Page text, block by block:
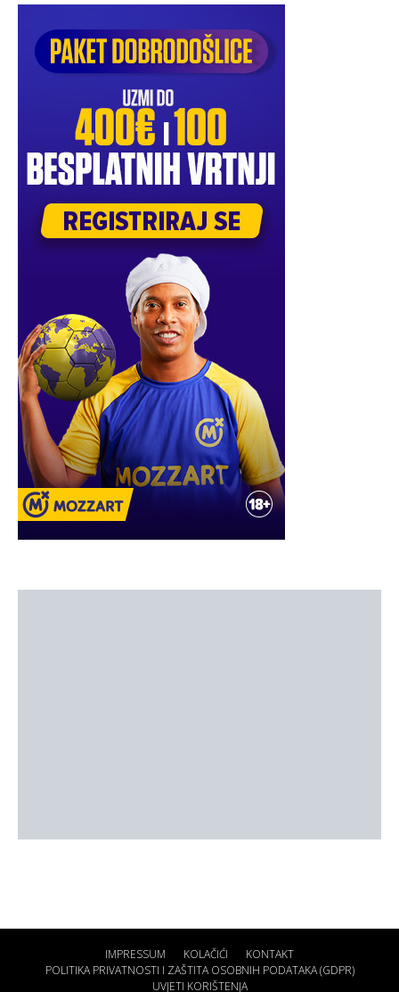
IMPRESSUM KOLAČIĆI
KONTAKT
POLITIKA PRIVATNOSTI I ZAŠTITA OSOBNIH PODATAKA (GDPR)
UVJETI KORIŠTENJA